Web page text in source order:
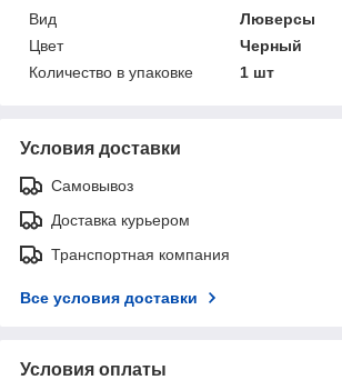
Вид
Люверсы
Цвет
Черный
Количество в упаковке
1 шт
Условия доставки
Самовывоз
Доставка курьером
Транспортная компания
Все условия доставки
Условия оплаты